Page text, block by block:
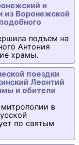
и
из Воронежской
подъем на
Антония
храмы.
поездки
Леонтий
и обители
в
по святым